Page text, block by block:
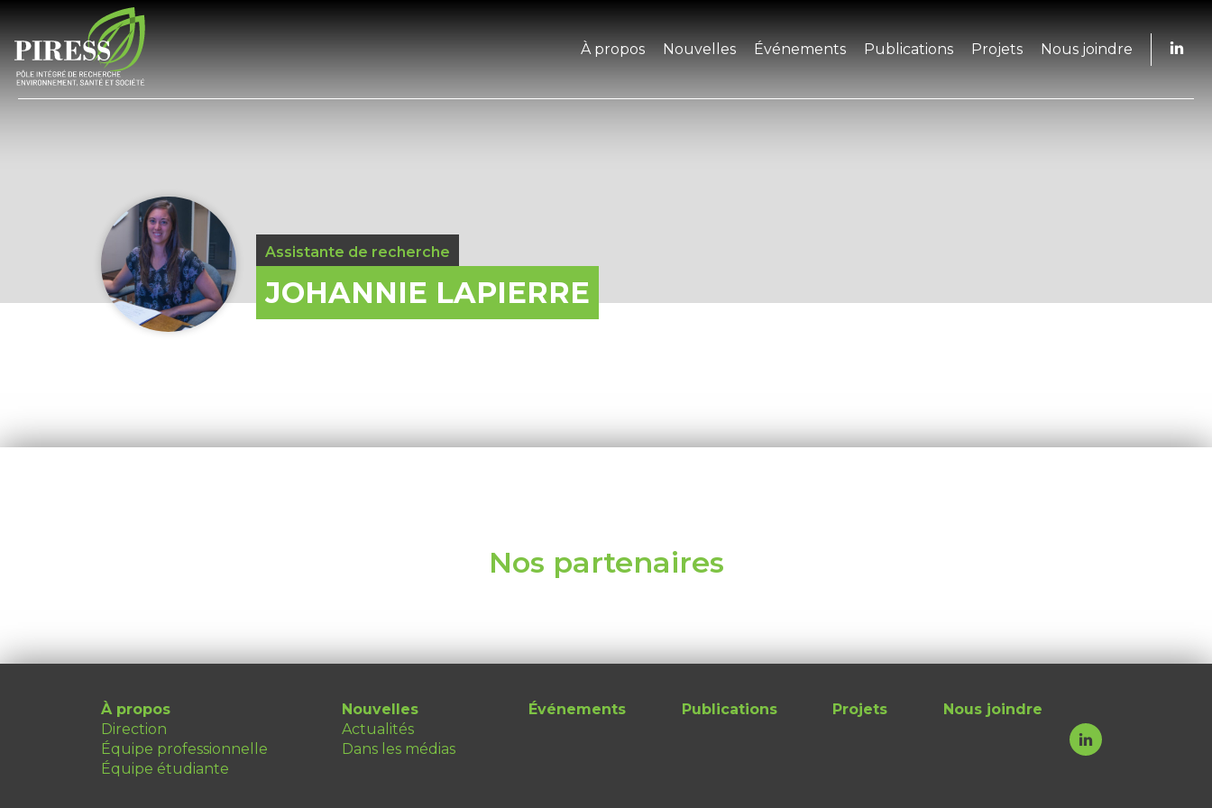
À propos Nouvelles Événements Publications Projets Nous joindre
Assistante de recherche
JOHANNIE LAPIERRE
Nos partenaires
À propos
Direction
Équipe professionnelle
Équipe étudiante
Nouvelles
Actualités
Dans les médias
Événements Publications Projets Nous joindre